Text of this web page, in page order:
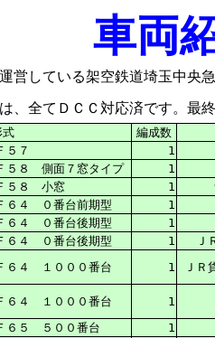
車両
営している架空鉄道埼玉中央
、全てＤＣＣ対応済です。 最
式 編成数
５７ 1
５８ 側面７窓タイプ 1
５８ 小窓 1
６４ ０番台前期型 1
６４ ０番台後期型 1
６４ ０番台後期型 1 Ｊ
６４ １０００番台 1 ＪＲ
６４ １０００番台 1
６５ ５００番台 1